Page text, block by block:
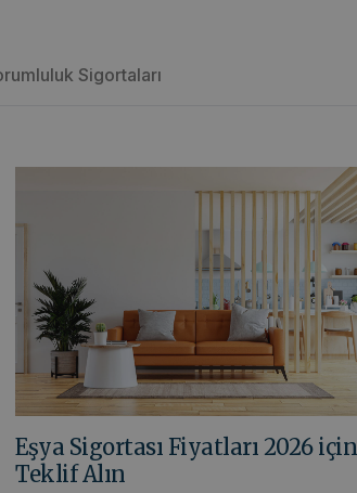
Sigortaları
Eşya Sigortası Fiyatları 2026 için
Teklif Alın